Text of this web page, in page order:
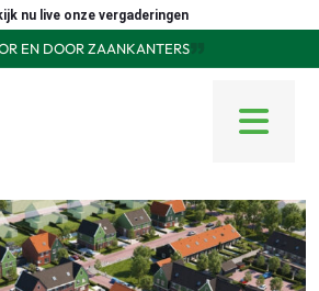
nu live onze vergaderingen
EN DOOR ZAANKANTERS